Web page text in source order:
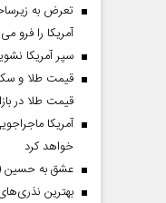
تعرض به
آمریکا را فرو
سپر آمریکا
قیمت طلا در
آمریکا
خواهد کرد
عشق به حسین
بهترین